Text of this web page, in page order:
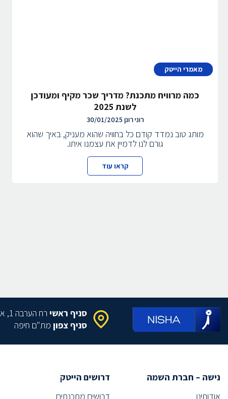
מאמרי הייטק
כמה מרוויח מתכנת? מדריך שכר מקיף ומעודכן
לשנת 2025
רוני רונן 30/01/2025
מותג טוב נמדד קודם כל בחוויה שהוא מעניק, באיך שהוא
גורם לנו לדמיין את עצמנו איתו.
קראו עוד
סניף ראשי רח הערבה 1, איירפורט סיטי
סניף צפון מת"ם חיפה
נישה – חברת השמה
אודותינו
דרושים הייטק
דרושים מתכנתים